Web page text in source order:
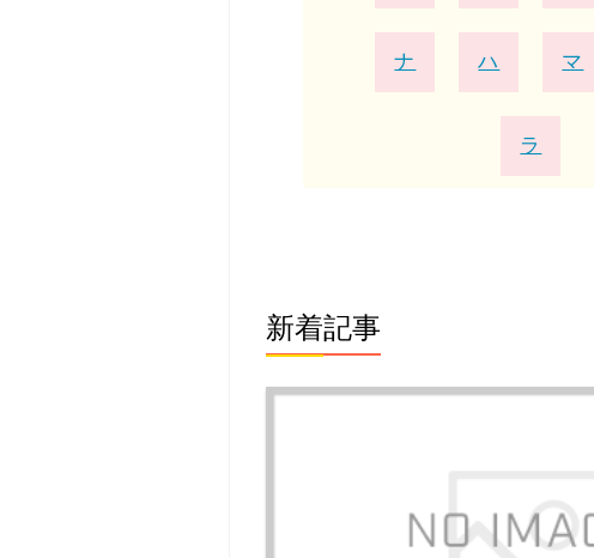
ナ ハ マ
ラ
新着記事